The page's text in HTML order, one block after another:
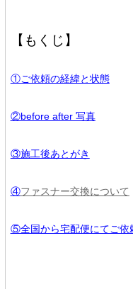
【もくじ】
①ご依頼の経緯と状態
②before after 写真
③施工後あとがき
④ファスナー交換について
⑤全国から宅配便にてご依